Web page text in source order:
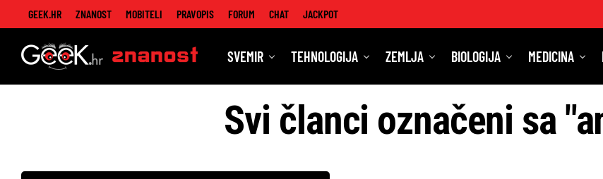
GEEK.HR ZNANOST MOBITELI PRAVOPIS FORUM CHAT JACKPOT
Znanost
SVEMIR TEHNOLOGIJA ZEMLJA BIOLOGIJA MEDICINA
Svi članci označeni sa